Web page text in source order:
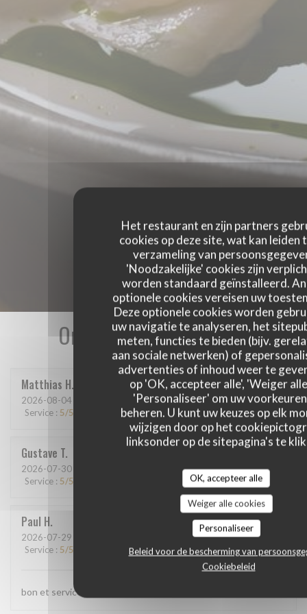
Het restaurant en zijn partners
cookies op deze site, wat kan leiden
verzameling van
'Noodzakelijke' cookies zijn
worden standaard geïnstalleerd.
optionele cookies vereisen uw
Deze optionele cookies worden
uw navigatie te analyseren, het
meten, functies te bieden (bijv.
aan sociale netwerken) of
advertenties of inhoud weer te
op 'OK, accepteer alle', 'Weiger
'Personaliseer' om uw
beheren. U kunt uw keuzes op elk
wijzigen door op het
linksonder op de sitepagina's te
OK, accepteer alle
Weiger alle cookies
Personaliseer
Beleid voor de bescherming van
Cookiebeleid
Onze gastbeoordelingen
Matthias H
2026-08-04 - 20:15 - Gasten 9
Service : 5/5 :5/5 Keuken: 5/5 Kwaliteit / Prijs : 5/5
Gustave T
2026-07-30
Service : 5/5 /5 Kwaliteit / Prijs:
Paul H
2026-07-29
Service : 5/5 5/5 Keuken: 5/5 Kwaliteit / Prijs : 5/5
bon et service top